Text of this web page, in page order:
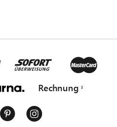
Rechnung